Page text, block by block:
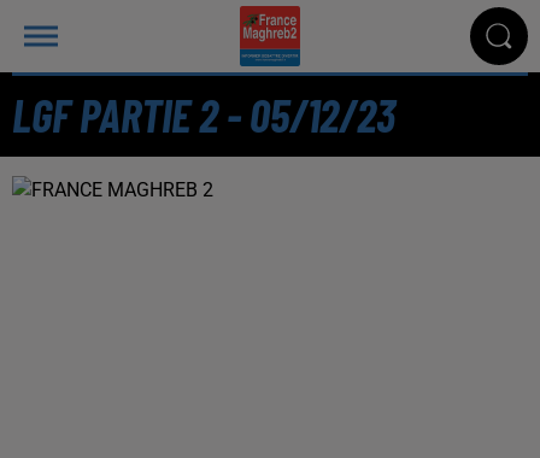
LGF PARTIE 2 - 05/12/23